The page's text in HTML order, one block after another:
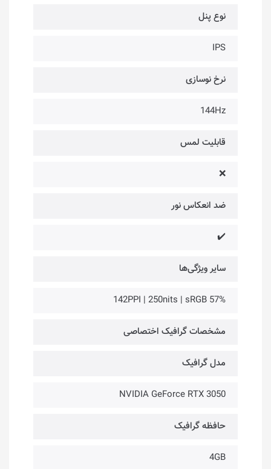
نوع پنل
IPS
نرخ نوسازی
144Hz
قابلیت لمس
❌
ضد انعکاس نور
✔️
سایر ویژگی‌ها
142PPI | 250nits | sRGB 57%
مشخصات گرافیک اختصاصی
مدل گرافیک
NVIDIA GeForce RTX 3050
حافظه گرافیک
4GB